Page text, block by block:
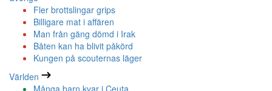
Fler brottslingar grips
Billigare mat i affären
Man från gäng dömd i Irak
Båten kan ha blivit påkörd
Kungen på scouternas läger
Världen